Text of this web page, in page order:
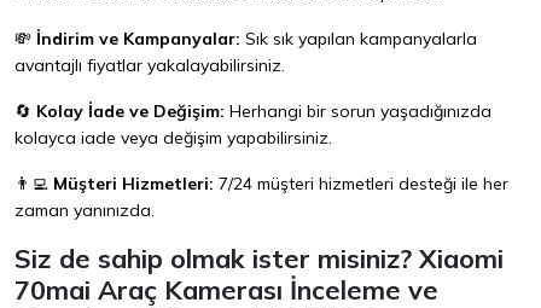
💸 İndirim ve Kampanyalar: Sık sık yapılan kampanyalarla
avantajlı fiyatlar yakalayabilirsiniz.
🔄 Kolay İade ve Değişim: Herhangi bir sorun yaşadığınızda
kolayca iade veya değişim yapabilirsiniz.
👨‍💻 Müşteri Hizmetleri: 7/24 müşteri hizmetleri desteği ile her
zaman yanınızda.
Siz de sahip olmak ister misiniz? Xiaomi
70mai Araç Kamerası İnceleme ve